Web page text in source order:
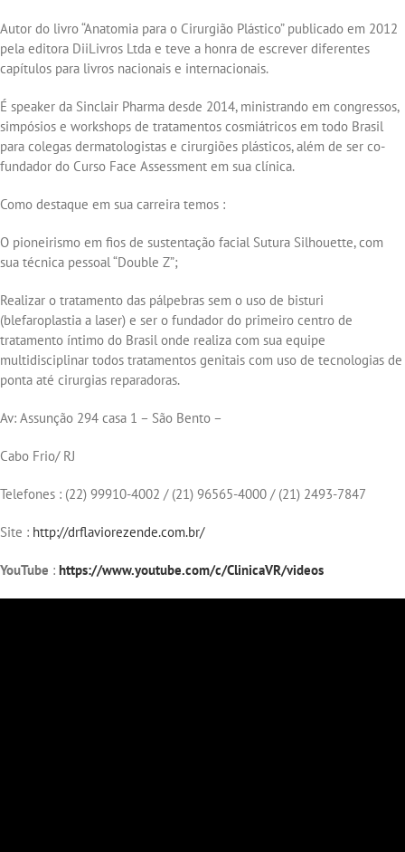
Autor do livro “Anatomia para o Cirurgião Plástico” publicado em 2012
pela editora DiiLivros Ltda e teve a honra de escrever diferentes
capítulos para livros nacionais e internacionais.
É speaker da Sinclair Pharma desde 2014, ministrando em congressos,
simpósios e workshops de tratamentos cosmiátricos em todo Brasil
para colegas dermatologistas e cirurgiões plásticos, além de ser co-
fundador do Curso Face Assessment em sua clínica.
Como destaque em sua carreira temos :
O pioneirismo em fios de sustentação facial Sutura Silhouette, com
sua técnica pessoal “Double Z”;
Realizar o tratamento das pálpebras sem o uso de bisturi
(blefaroplastia a laser) e ser o fundador do primeiro centro de
tratamento íntimo do Brasil onde realiza com sua equipe
multidisciplinar todos tratamentos genitais com uso de tecnologias de
ponta até cirurgias reparadoras.
Av: Assunção 294 casa 1 – São Bento –
Cabo Frio/ RJ
Telefones : (22) 99910-4002 / (21) 96565-4000 / (21) 2493-7847
Site : http://drflaviorezende.com.br/
YouTube : https://www.youtube.com/c/ClinicaVR/videos